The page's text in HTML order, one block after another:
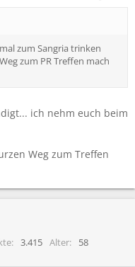
zum Sangria trinken
zum PR Treffen mach
ich nehm euch beim
Weg zum Treffen
3.415 Alter
58